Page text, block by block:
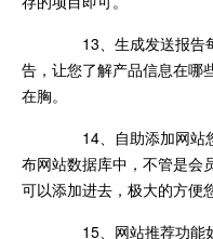
13、生成发送报告
告，让您了解产品信息在哪
在胸。
14、自助添加网站
布网站数据库中，不管是会
可以添加进去，极大的方便
15、网站推荐功能